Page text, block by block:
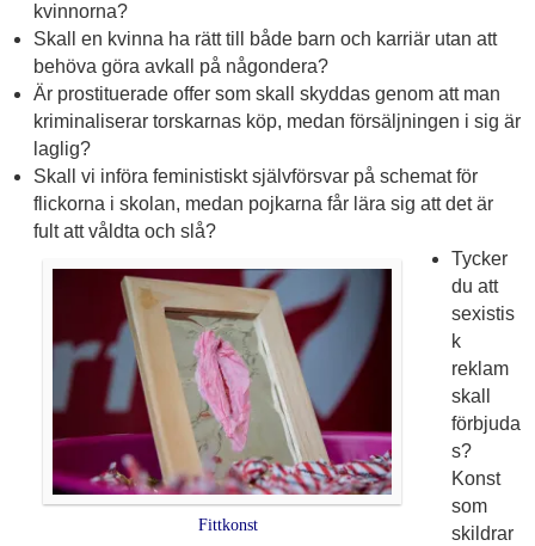
kvinnorna?
Skall en kvinna ha rätt till både barn och karriär utan att
behöva göra avkall på någondera?
Är prostituerade offer som skall skyddas genom att man
kriminaliserar torskarnas köp, medan försäljningen i sig är
laglig?
Skall vi införa feministiskt självförsvar på schemat för
flickorna i skolan, medan pojkarna får lära sig att det är
fult att våldta och slå?
Fittkonst
Tycker
du att
sexistis
k
reklam
skall
förbjuda
s?
Konst
som
skildrar